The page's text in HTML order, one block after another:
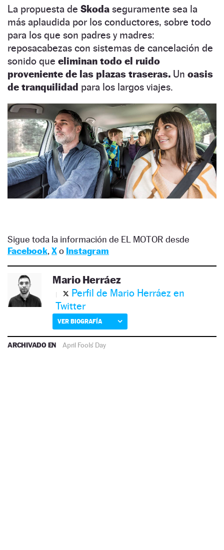
La propuesta de Skoda seguramente sea la
más aplaudida por los conductores, sobre todo
para los que son padres y madres:
reposacabezas con sistemas de cancelación de
sonido que eliminan todo el ruido
proveniente de las plazas traseras. Un oasis
de tranquilidad para los largos viajes.
Sigue toda la información de EL MOTOR desde
Facebook, Xo Instagram
Mario Herráez
Perfil de Mario Herráez en
Twitter
VER BIOGRAFÍA
ARCHIVADO EN April Fools' Day